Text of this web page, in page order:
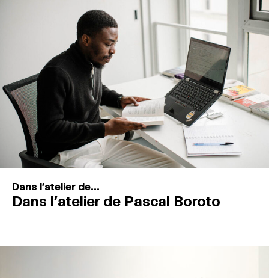
ESPACES DE PRATIQUE ARTISTIQUE ↓
Recherche
Connexion
↓
Dans l'atelier de...
Dans l’atelier de Pascal Boroto